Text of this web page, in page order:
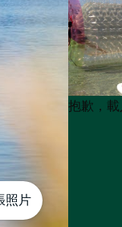
照片
Product
Product
抱歉，載